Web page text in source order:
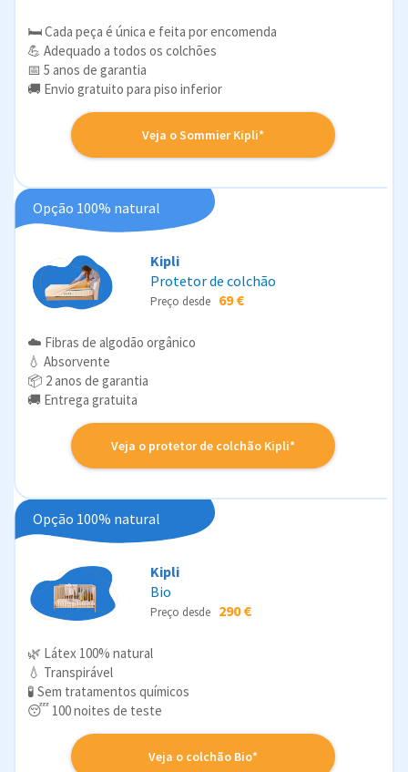
🛏️ Cada peça é única e feita por encomenda
💪 Adequado a todos os colchões
📅 5 anos de garantia
🚚 Envio gratuito para piso inferior
Veja o Sommier Kipli*
Opção 100% natural
Kipli
Protetor de colchão
Preço desde 69 €
☁️ Fibras de algodão orgânico
💧 Absorvente
📦 2 anos de garantia
🚚 Entrega gratuita
Veja o protetor de colchão Kipli*
Opção 100% natural
Kipli
Bio
Preço desde 290 €
🌿 Látex 100% natural
💧 Transpirável
🧪 Sem tratamentos químicos
😴 100 noites de teste
Veja o colchão Bio*